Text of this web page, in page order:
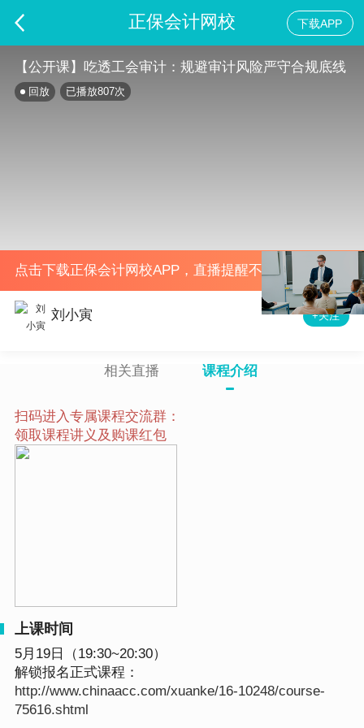
正保会计网校 下载APP
【公开课】吃透工会审计：规避审计风险严守合规底线
回放 已播放807次
点击下载正保会计网校APP，直播提醒不错过
刘小寅 +关注
相关直播 课程介绍
扫码进入专属课程交流群：
领取课程讲义及购课红包
上课时间
5月19日（19:30~20:30）
解锁报名正式课程：
http://www.chinaacc.com/xuanke/16-10248/course-
75616.shtml